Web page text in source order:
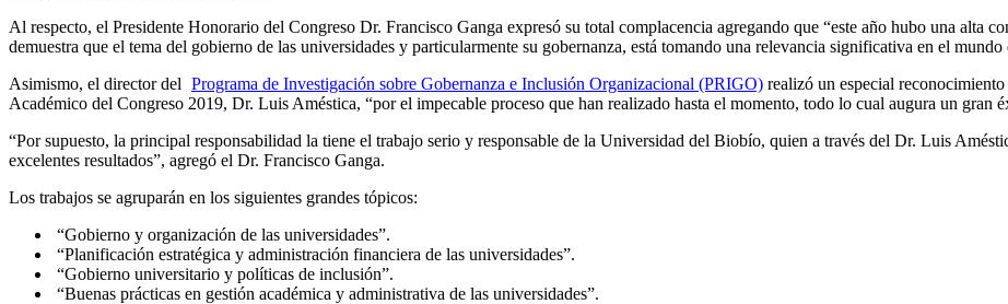
Al respecto, el Presidente Honorario del Congreso Dr. Francisco Ganga expresó su total complacencia agregando que “este año hubo una alta
demuestra que el tema del gobierno de las universidades y particularmente su gobernanza, está tomando una relevancia significativa en el mundo
Asimismo, el director del Programa de Investigación sobre Gobernanza e Inclusión Organizacional (PRIGO) realizó un especial
Académico del Congreso 2019, Dr. Luis Améstica, “por el impecable proceso que han realizado hasta el momento, todo lo cual augura un gran
“Por supuesto, la principal responsabilidad la tiene el trabajo serio y responsable de la Universidad del Biobío, quien a través del Dr. Luis
excelentes resultados”, agregó el Dr. Francisco Ganga.
Los trabajos se agruparán en los siguientes grandes tópicos:
“Gobierno y organización de las universidades”.
“Planificación estratégica y administración financiera de las universidades”.
“Gobierno universitario y políticas de inclusión”.
“Buenas prácticas en gestión académica y administrativa de las universidades”.